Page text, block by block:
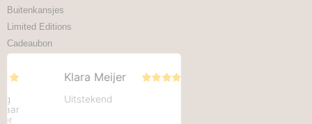
Buitenkansjes
Limited Editions
Cadeaubon